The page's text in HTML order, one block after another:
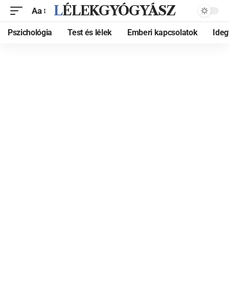
Aa LÉLEKGYÓGYÁSZ
Pszichológia Test és lélek Emberi kapcsolatok